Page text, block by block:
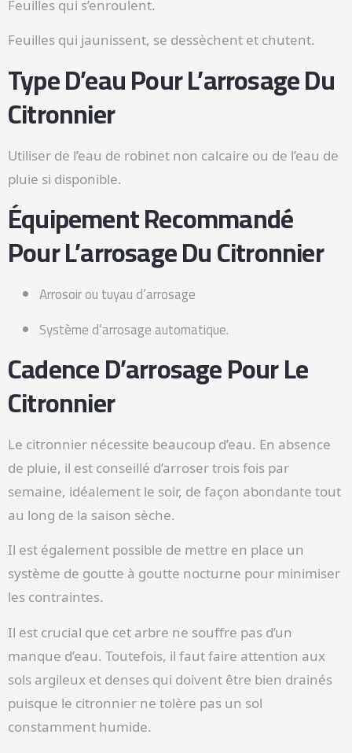
Feuilles qui s’enroulent.
Feuilles qui jaunissent, se dessèchent et chutent.
Type D’eau Pour L’arrosage Du
Citronnier
Utiliser de l’eau de robinet non calcaire ou de l’eau de
pluie si disponible.
Équipement Recommandé
Pour L’arrosage Du Citronnier
Arrosoir ou tuyau d’arrosage
Système d’arrosage automatique.
Cadence D’arrosage Pour Le
Citronnier
Le citronnier nécessite beaucoup d’eau. En absence
de pluie, il est conseillé d’arroser trois fois par
semaine, idéalement le soir, de façon abondante tout
au long de la saison sèche.
Il est également possible de mettre en place un
système de goutte à goutte nocturne pour minimiser
les contraintes.
Il est crucial que cet arbre ne souffre pas d’un
manque d’eau. Toutefois, il faut faire attention aux
sols argileux et denses qui doivent être bien drainés
puisque le citronnier ne tolère pas un sol
constamment humide.